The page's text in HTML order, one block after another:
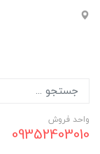
واحد فروش
09352403010